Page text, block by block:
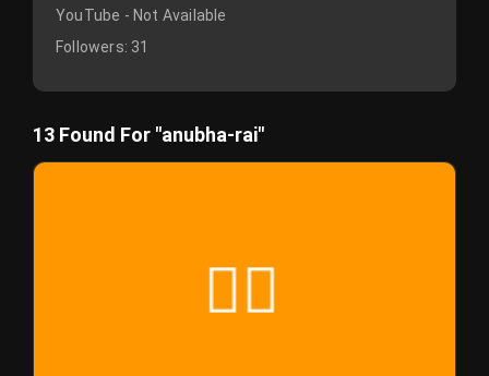
YouTube - Not Available
Followers: 31
13 Found For "anubha-rai"